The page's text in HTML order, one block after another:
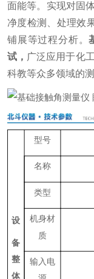
面能等。实现对固
净度检测、处理效
铺展等过程分析。
试 ， 广泛应用于化
科教等众多领域的测
设
备
整
体
型号
名称
类型
机身材
质
输入电